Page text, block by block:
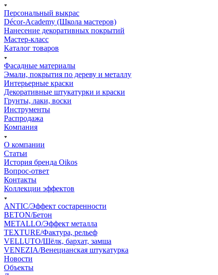
Персональный выкрас
Décor-Academy (Школа мастеров)
Нанесение декоративных покрытий
Мастер-класс
Каталог товаров
Фасадные материалы
Эмали, покрытия по дереву и металлу
Интерьерные краски
Декоративные штукатурки и краски
Грунты, лаки, воски
Инструменты
Распродажа
Компания
О компании
Статьи
История бренда Oikos
Вопрос-ответ
Контакты
Коллекции эффектов
ANTIC/Эффект состаренности
BETON/Бетон
METALLO/Эффект металла
TEXTURE/Фактура, рельеф
VELLUTO/Шёлк, бархат, замша
VENEZIA/Венецианская штукатурка
Новости
Объекты